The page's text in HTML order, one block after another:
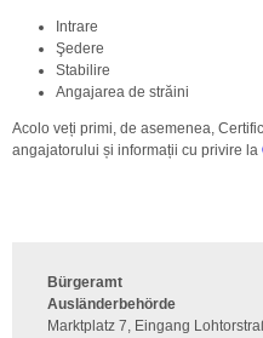
Intrare
Şedere
Stabilire
Angajarea de străini
Acolo veți primi, de asemenea,
angajatorului și informații cu privire la
Bürgeramt
Ausländerbehörde
Marktplatz 7, Eingang